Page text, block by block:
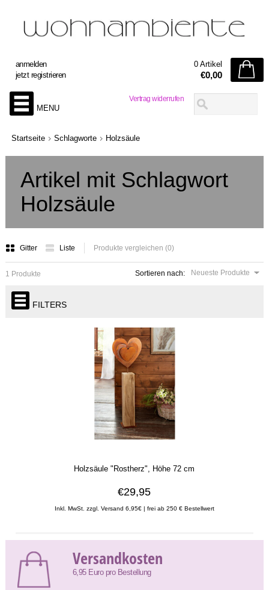
Vertrag widerrufen
anmelden
jetzt registrieren
0 Artikel
€0,00
MENU
Startseite Schlagworte Holzsäule
Artikel mit Schlagwort
Holzsäule
Gitter Liste Produkte vergleichen (0)
Sortieren nach: Neueste Produkte
1 Produkte
FILTERS
Holzsäule "Rostherz", Höhe 72 cm
€29,95
Inkl. MwSt. zzgl. Versand 6,95€ | frei ab 250 € Bestellwert
Versandkosten
6,95 Euro pro Bestellung